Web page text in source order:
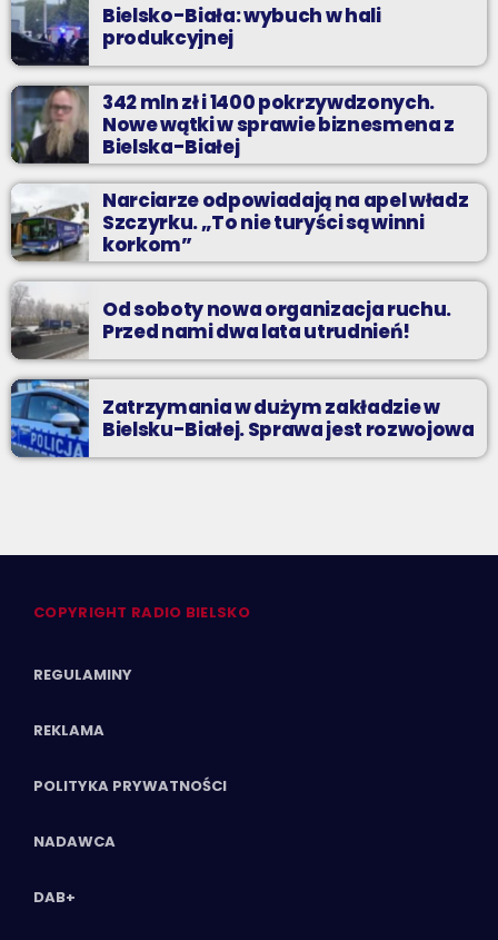
Bielsko-Biała: wybuch w hali
produkcyjnej
342 mln zł i 1400 pokrzywdzonych.
Nowe wątki w sprawie biznesmena z
Bielska-Białej
Narciarze odpowiadają na apel władz
Szczyrku. „To nie turyści są winni
korkom”
Od soboty nowa organizacja ruchu.
Przed nami dwa lata utrudnień!
Zatrzymania w dużym zakładzie w
Bielsku-Białej. Sprawa jest rozwojowa
COPYRIGHT RADIO BIELSKO
REGULAMINY
REKLAMA
POLITYKA PRYWATNOŚCI
NADAWCA
DAB+